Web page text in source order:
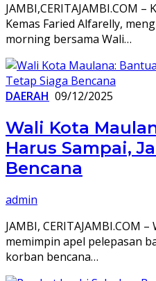
JAMBI,CERITAJAMBI.COM –
Kemas Faried Alfarelly,
morning bersama Wali…
DAERAH 09/12/2025
Wali Kota
Harus Sampai,
Bencana
admin
JAMBI, CERITAJAMBI.COM
memimpin apel pelepasan
korban bencana…